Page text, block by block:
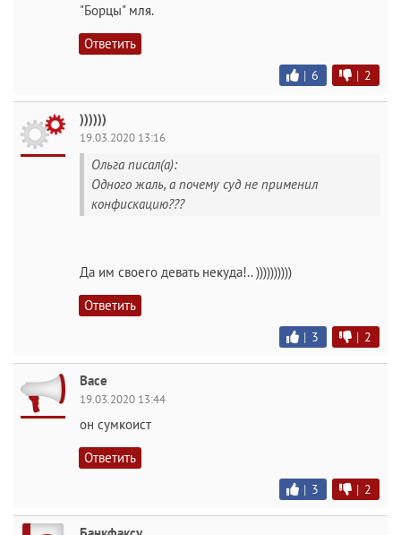
"Борцы" мля.
Ответить
| 6 | 2
))))))
19.03.2020 13:16
Ольга писал(а):
Одного жаль, а почему суд не применил
конфискацию???
Да им своего девать некуда!.. ))))))))))
Ответить
| 3 | 2
Васе
19.03.2020 13:44
он сумкоист
Ответить
| 3 | 2